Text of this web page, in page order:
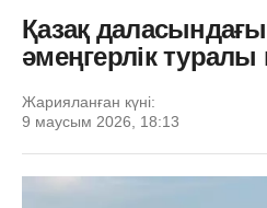
Қазақ
әмеңгерлік туралы
Жарияланған күні:
9 маусым 2026, 18:13